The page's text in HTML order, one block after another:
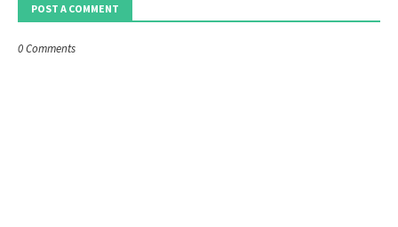
POST A COMMENT
0 Comments